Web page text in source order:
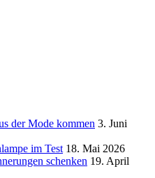
der Mode kommen 3. Juni
im Test 18. Mai 2026
schenken 19. April